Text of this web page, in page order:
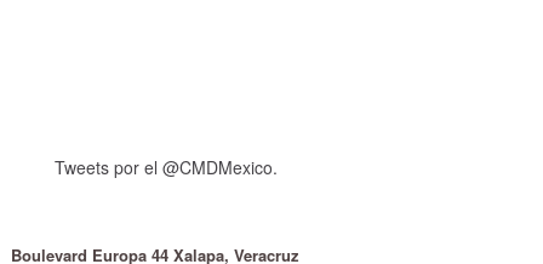
Tweets por el @CMDMexico.
Boulevard Europa 44 Xalapa, Veracruz